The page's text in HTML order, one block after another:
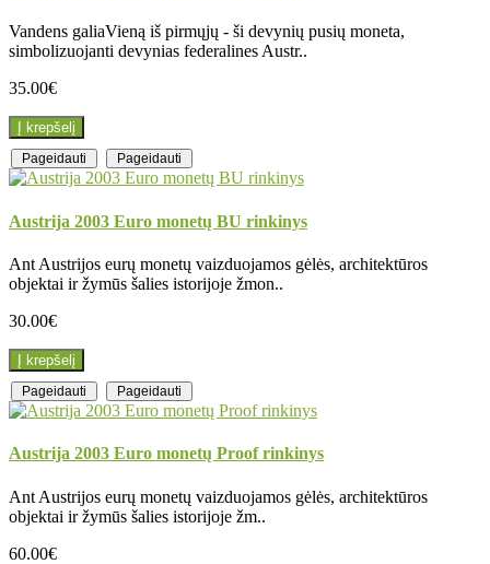
Vandens galiaVieną iš pirmųjų - ši devynių pusių moneta,
simbolizuojanti devynias federalines Austr..
35.00€
Į krepšelį
Pageidauti Pageidauti
Austrija 2003 Euro monetų BU rinkinys
Ant Austrijos eurų monetų vaizduojamos gėlės, architektūros
objektai ir žymūs šalies istorijoje žmon..
30.00€
Į krepšelį
Pageidauti Pageidauti
Austrija 2003 Euro monetų Proof rinkinys
Ant Austrijos eurų monetų vaizduojamos gėlės, architektūros
objektai ir žymūs šalies istorijoje žm..
60.00€